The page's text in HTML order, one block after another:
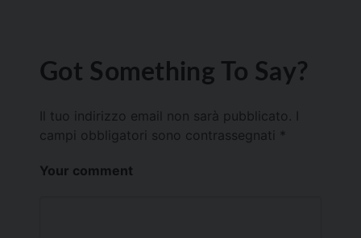
Got Something To Say?
Il tuo indirizzo email non sarà pubblicato.
campi obbligatori sono contrassegnati *
Your comment